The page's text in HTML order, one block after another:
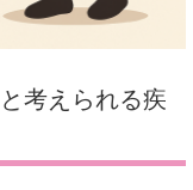
考えられる疾